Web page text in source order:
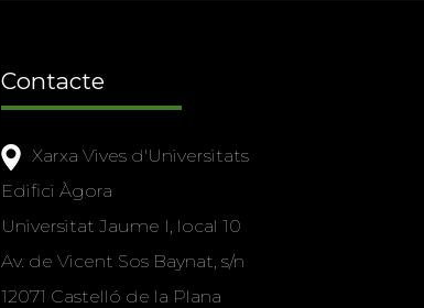
Contacte
Xarxa Vives d'Universitats
Edifici Àgora
Universitat Jaume I, local 10
Av. de Vicent Sos Baynat, s/n
12071 Castelló de la Plana